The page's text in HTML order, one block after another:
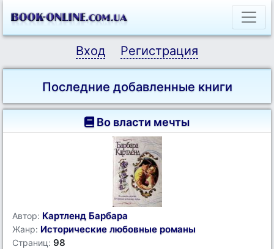
Вход Регистрация
Последние добавленные книги
Во власти мечты
Автор: Картленд Барбара
Жанр: Исторические любовные романы
Страниц: 98